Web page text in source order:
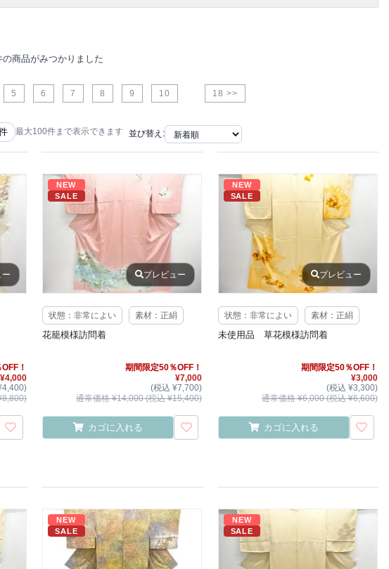
の商品がみつかりました
5 6 7 8 9 10 18 >>
最大100件まで表示できます 並び替え:
ー
！
¥4,000
NEW
SALE
プレビュー
状態：非常によい 素材：正絹
花籠模様訪問着
期間限定50％OFF！
¥7,000
(税込 ¥7,700)
通常価格 ¥14,000 (税込 ¥15,400)
カゴに入れる
NEW
SALE
プレビュー
状態：非常によい 素材：正絹
未使用品 草花模様訪問着
期間限定50％OFF！
¥3,000
(税込 ¥3,300)
通常価格 ¥6,000 (税込 ¥6,600)
カゴに入れる
NEW
SALE
NEW
SALE